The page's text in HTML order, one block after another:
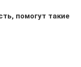
помогут такие